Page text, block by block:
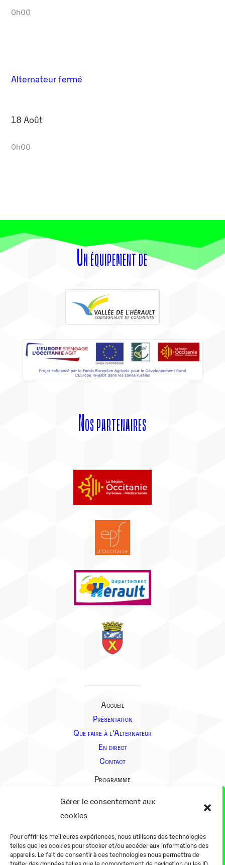
Gérer le consentement aux
cookies
Pour offrir les meilleures expériences, nous utilisons des technologies
telles que les cookies pour stocker et/ou accéder aux informations des
appareils. Le fait de consentir à ces technologies nous permettra de
traiter des données telles que le comportement de navigation ou les ID
0h00
Alternateur fermé
18 Août
0h00
Un équipement de
Nos partenaires
Accueil
Présentation
Que faire à l’Alternateur
En direct
Contact
Programme
Présentation
En pratique
Tarifs et horaires